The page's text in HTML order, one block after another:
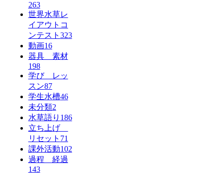
263
世界水草レ
イアウトコ
ンテスト 323
動画16
器具 素材
198
学び レッ
スン87
学生水槽46
未分類2
水草語り 186
立ち上げ
リセット 71
課外活動102
過程 経過
143